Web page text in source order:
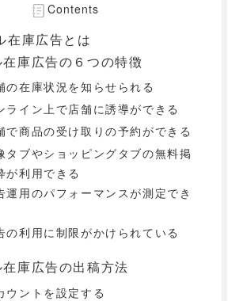
Contents
在庫広告とは
在庫広告の６つの特徴
の在庫状況を知らせられる
ライン上で店舗に誘導ができる
で商品の受け取りの予約ができる
タブやショッピングタブの無料掲
が利用できる
運用のパフォーマンスが測定でき
の利用に制限がかけられている
在庫広告の出稿方法
ウントを設定する